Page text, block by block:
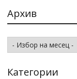
Архив
Архив
Категории